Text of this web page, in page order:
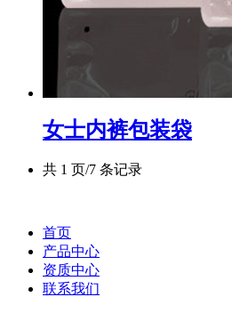
女士内裤包装袋
共 1 页/7 条记录
首页
产品中心
资质中心
联系我们